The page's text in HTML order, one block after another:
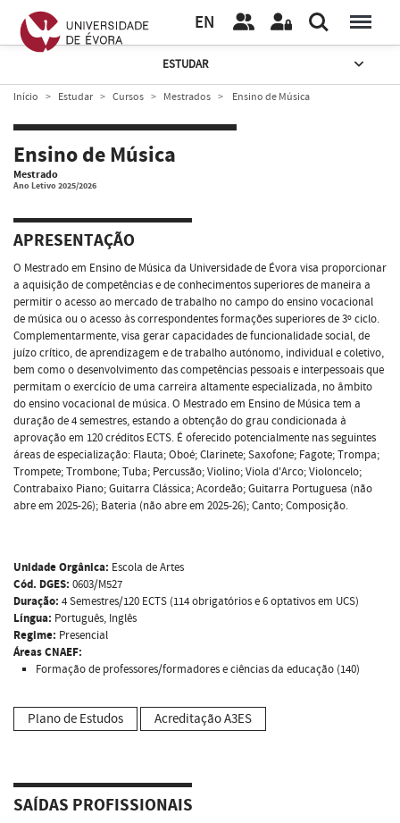
EN
ESTUDAR
Início Estudar Cursos Mestrados Ensino de Música
Ensino de Música
Mestrado
Ano Letivo 2025/2026
APRESENTAÇÃO
O Mestrado em Ensino de Música da Universidade de Évora visa proporcionar
a aquisição de competências e de conhecimentos superiores de maneira a
permitir o acesso ao mercado de trabalho no campo do ensino vocacional
de música ou o acesso às correspondentes formações superiores de 3º ciclo.
Complementarmente, visa gerar capacidades de funcionalidade social, de
juízo crítico, de aprendizagem e de trabalho autónomo, individual e coletivo,
bem como o desenvolvimento das competências pessoais e interpessoais que
permitam o exercício de uma carreira altamente especializada, no âmbito
do ensino vocacional de música. O Mestrado em Ensino de Música tem a
duração de 4 semestres, estando a obtenção do grau condicionada à
aprovação em 120 créditos ECTS. É oferecido potencialmente nas seguintes
áreas de especialização: Flauta; Oboé; Clarinete; Saxofone; Fagote; Trompa;
Trompete; Trombone; Tuba; Percussão; Violino; Viola d'Arco; Violoncelo;
Contrabaixo Piano; Guitarra Clássica; Acordeão; Guitarra Portuguesa (não
abre em 2025-26); Bateria (não abre em 2025-26); Canto; Composição.
Unidade Orgânica: Escola de Artes
Cód. DGES: 0603/M527
Duração: 4 Semestres/120 ECTS (114 obrigatórios e 6 optativos em UCS)
Língua: Português, Inglês
Regime: Presencial
Áreas CNAEF:
Formação de professores/formadores e ciências da educação (140)
Plano de Estudos Acreditação A3ES
SAÍDAS PROFISSIONAIS